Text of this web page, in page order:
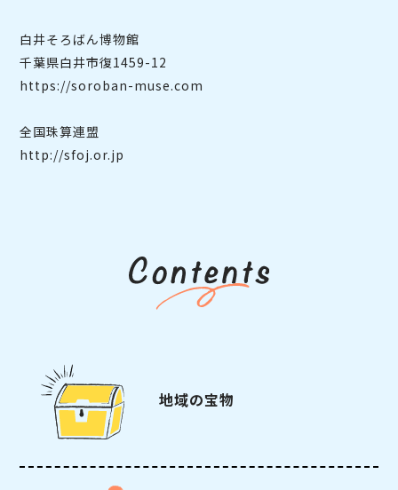
白井そろばん博物館
千葉県白井市復1459-12
https://soroban-muse.com
全国珠算連盟
http://sfoj.or.jp
地域の宝物